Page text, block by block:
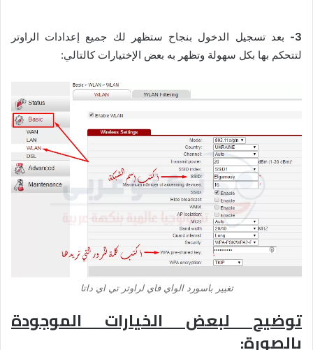
3-
بعد تسجيل الدخول بنجاح ستظهر لك جميع إعدادات الراوتر
لتتحكم بها بكل سهولة وتظهر به بعض الإختيارات كالتالي:
تغيير باسورد الواي فاي لراوتر تي اي داتا
توضيح لبعض الخيارات الموجودة
بالصورة: